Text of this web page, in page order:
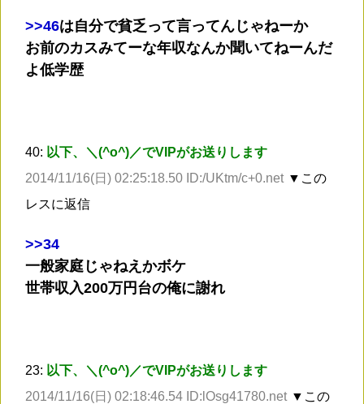
>>46は自分で貧乏って言ってんじゃねーか
お前のカスみてーな年収なんか聞いてねーんだ
よ低学歴
40: 以下、＼(^o^)／でVIPがお送りします
2014/11/16(日) 02:25:18.50 ID:/UKtm/c+0.net ▼この
レスに返信
>>34
一般家庭じゃねえかボケ
世帯収入200万円台の俺に謝れ
23: 以下、＼(^o^)／でVIPがお送りします
2014/11/16(日) 02:18:46.54 ID:lOsg41780.net ▼この